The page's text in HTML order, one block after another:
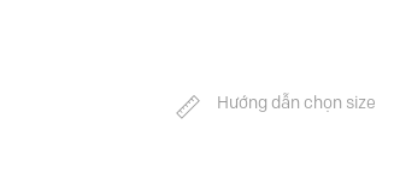
Hướng dẫn chọn size